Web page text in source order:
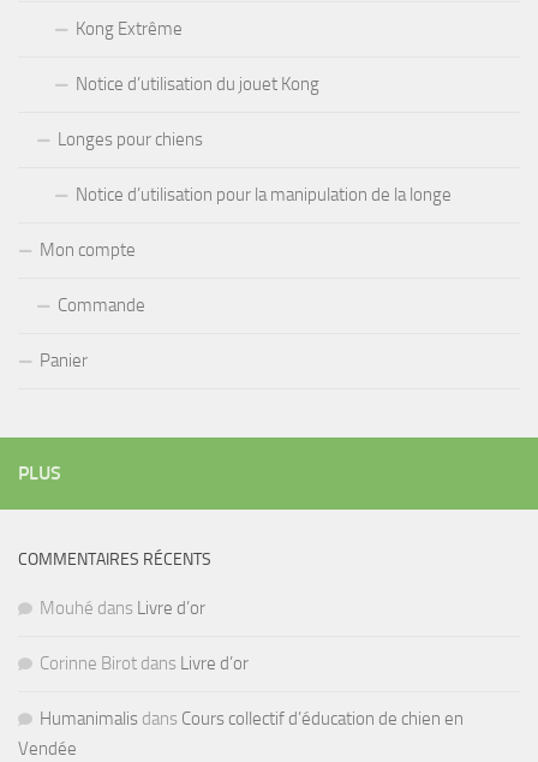
Kong Extrême
Notice d’utilisation du jouet Kong
Longes pour chiens
Notice d’utilisation pour la manipulation de la longe
Mon compte
Commande
Panier
PLUS
COMMENTAIRES RÉCENTS
Mouhé dans Livre d’or
Corinne Birot dans Livre d’or
Humanimalis dans Cours collectif d’éducation de chien en
Vendée